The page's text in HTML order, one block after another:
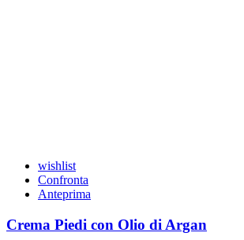
wishlist
Confronta
Anteprima
Crema Piedi con Olio di Argan